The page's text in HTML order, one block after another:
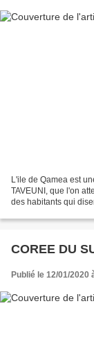
L'ile de Qamea est
TAVEUNI, que l'on
des habitants qui
COREE DU
Publié le 12/01/2020